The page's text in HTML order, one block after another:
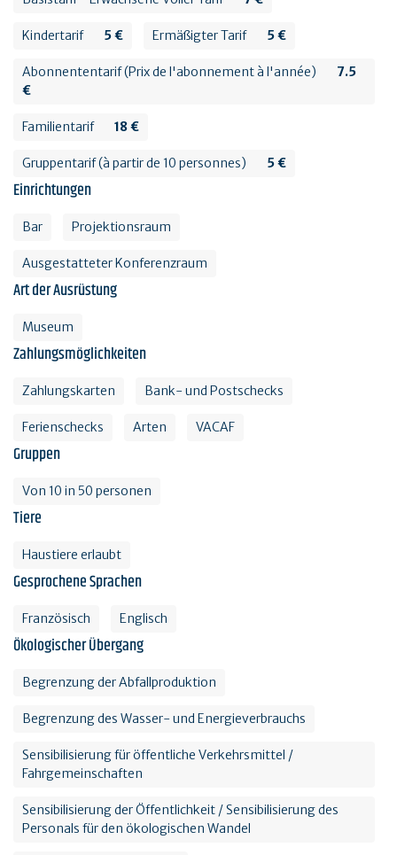
Kindertarif 5 € Ermäßigter Tarif 5 €
Abonnententarif (Prix de l'abonnement à l'année)
7.5
€
Familientarif 18 €
Gruppentarif (à partir de 10 personnes) 5 €
Einrichtungen
Bar Projektionsraum
Ausgestatteter Konferenzraum
Art der Ausrüstung
Museum
Zahlungsmöglichkeiten
Zahlungskarten Bank- und Postschecks
Ferienschecks Arten VACAF
Gruppen
Von 10 in 50 personen
Tiere
Haustiere erlaubt
Gesprochene Sprachen
Französisch Englisch
Ökologischer Übergang
Begrenzung der Abfallproduktion
Begrenzung des Wasser- und Energieverbrauchs
Sensibilisierung für öffentliche Verkehrsmittel /
Fahrgemeinschaften
Sensibilisierung der Öffentlichkeit / Sensibilisierung des
Personals für den ökologischen Wandel